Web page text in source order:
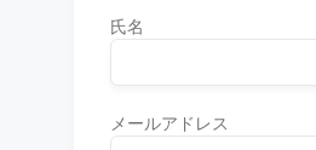
氏名
メールアドレス